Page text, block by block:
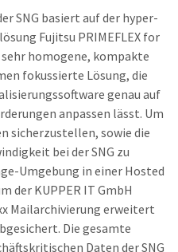
SNG basiert auf der hyper-
Fujitsu PRIMEFLEX for
sehr homogene, kompakte
fokussierte Lösung, die
genau auf
anpassen lässt. Um
sicherzustellen, sowie die
bei der SNG zu
Umgebung in einer Hosted
der KUPPER IT GmbH
Mailarchivierung erweitert
Die gesamte
Daten der SNG